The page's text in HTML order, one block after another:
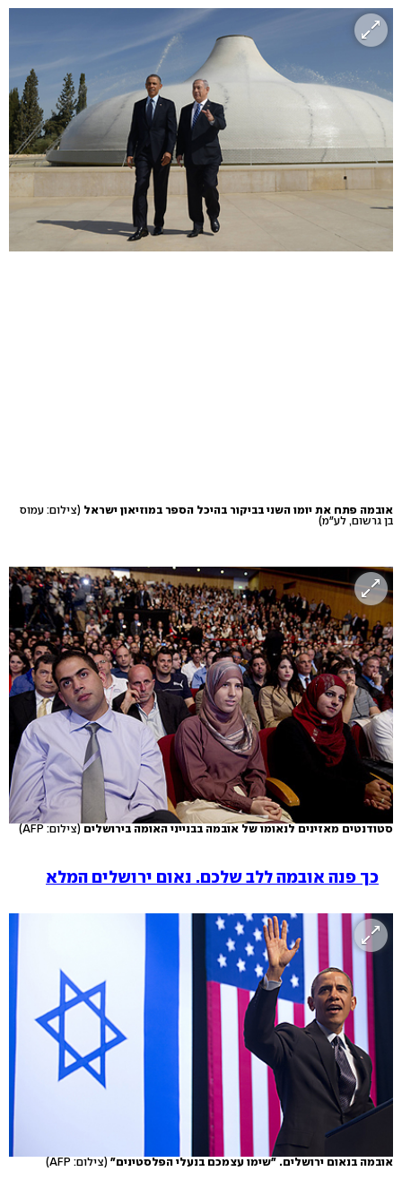
אובמה פתח את יומו השני בביקור בהיכל הספר במוזיאון ישראל (צילום: עמוס
בן גרשום, לע"מ)
סטודנטים מאזינים לנאומו של אובמה בבנייני האומה בירושלים (צילום: AFP)
כך פנה אובמה ללב שלכם. נאום ירושלים המלא
אובמה בנאום ירושלים. "שימו עצמכם בנעלי הפלסטינים" (צילום: AFP)